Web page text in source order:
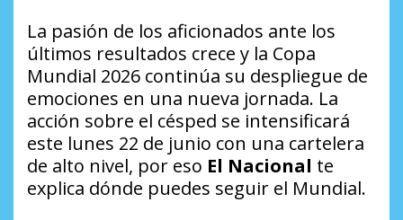
La pasión de los aficionados ante los
últimos resultados crece y la Copa
Mundial 2026 continúa su despliegue de
emociones en una nueva jornada. La
acción sobre el césped se intensificará
este lunes 22 de junio con una cartelera
de alto nivel, por eso El Nacional te
explica dónde puedes seguir el Mundial.